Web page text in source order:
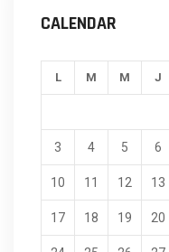
CALENDAR
L M M J
3 4 5 6
10 11 12 13
17 18 19 20